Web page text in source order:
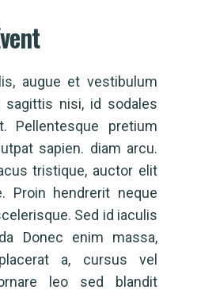
augue et vestibulum
nisi, id sodales
Pellentesque pretium
sapien. diam arcu.
tristique, auctor elit
Proin hendrerit neque
Sed id iaculis
Donec enim massa,
a, cursus vel
leo sed blandit